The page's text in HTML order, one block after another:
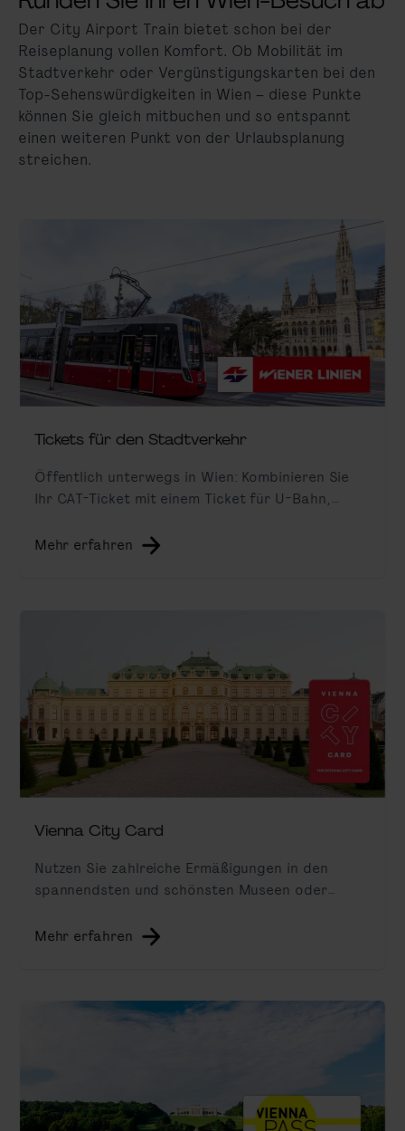
Der City Airport Train bietet schon bei der
Reiseplanung vollen Komfort. Ob Mobilität im
Stadtverkehr oder Vergünstigungskarten bei den
Top-Sehenswürdigkeiten in Wien – diese Punkte
können Sie gleich mitbuchen und so entspannt
einen weiteren Punkt von der Urlaubsplanung
streichen.
Tickets für den Stadtverkehr
Öffentlich unterwegs in Wien: Kombinieren Sie
Ihr CAT-Ticket mit einem Ticket für U-Bahn,
Mehr erfahren
Vienna City Card
Nutzen Sie zahlreiche Ermäßigungen in den
spannendsten und schönsten Museen oder
integrierten Stadtverkehr-Ticket und einer Hop-
Mehr erfahren